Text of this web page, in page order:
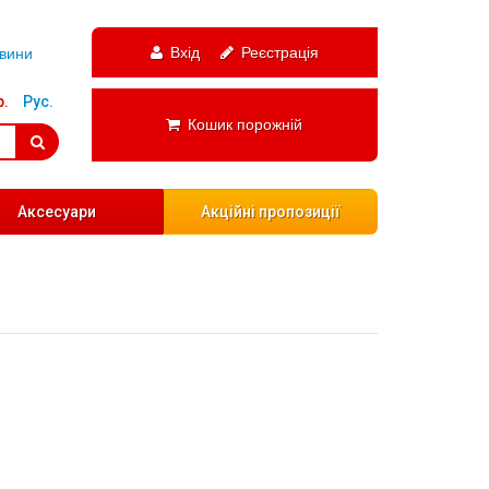
Вхід Реєстрація
Кошик порожній
Рус.
Аксесуари Акційні пропозиції